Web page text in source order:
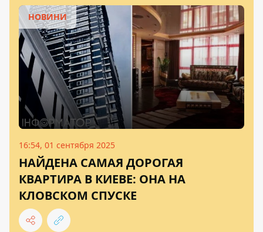
НОВИНИ
16:54, 01 сентября 2025
НАЙДЕНА САМАЯ ДОРОГАЯ
КВАРТИРА В КИЕВЕ: ОНА НА
КЛОВСКОМ СПУСКЕ